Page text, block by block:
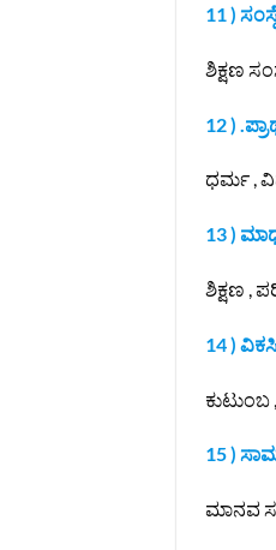
11 )
ಶಿಕ್ಷಣ
12 )
ಧರ್ಮ ,
13 )
ಶಿಕ್ಷಣ ,
14 )
15 )
ಮಾನವ